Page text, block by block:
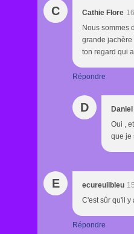
C Cathie Flore
Nous sommes
grande jachère
ton regard qui
Répondre
D
Oui ,
que je
E ecureuilbleu
C'est sûr qu'il
Répondre